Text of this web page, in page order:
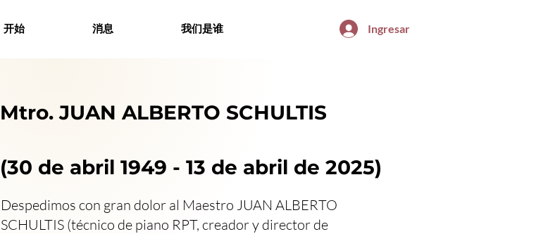
开始 消息 我们是谁 Ingresar
Mtro. JUAN ALBERTO SCHULTIS
(30 de abril 1949 - 13 de abril de 2025)
Despedimos con gran dolor al Maestro JUAN ALBERTO
SCHULTIS (técnico de piano RPT, creador y director de